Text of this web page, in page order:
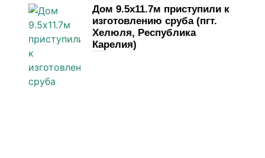
Дом 9.5х11.7м приступили к
изготовлению сруба (пгт.
Хелюля, Республика
Карелия)